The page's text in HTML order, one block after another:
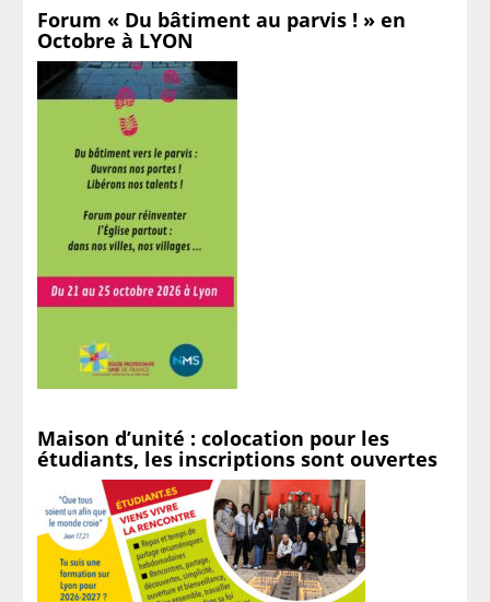
Forum « Du bâtiment au parvis ! » en
Octobre à LYON
Maison d’unité : colocation pour les
étudiants, les inscriptions sont ouvertes